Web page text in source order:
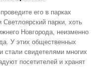
его в парках
парки, хоть
Новгорода, неизменно
У этих общественных
стали свидетелями многих
посетителей и хранят